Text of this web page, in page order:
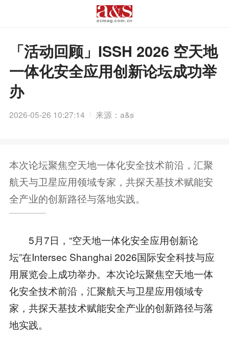
「活动回顾」ISSH 2026 空天地
一体化安全应用创新论坛成功举
办
2026-05-26 10:27:14 来源：a&s
本次论坛聚焦空天地一体化安全技术前沿，汇聚
航天与卫星应用领域专家，共探天基技术赋能安
全产业的创新路径与落地实践。
5月7日，“空天地一体化安全应用创新论
坛”在Intersec Shanghai 2026国际安全科技与应
用展览会上成功举办。本次论坛聚焦空天地一体
化安全技术前沿，汇聚航天与卫星应用领域专
家，共探天基技术赋能安全产业的创新路径与落
地实践。